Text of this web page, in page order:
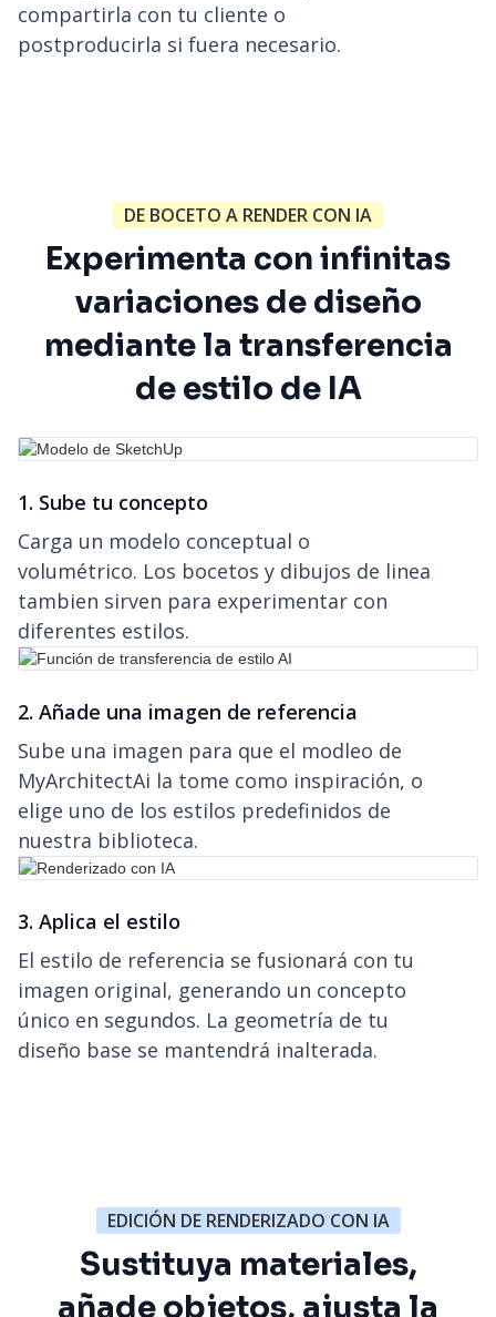
compartirla con tu cliente o
postproducirla si fuera necesario.
DE BOCETO A RENDER CON IA
Experimenta con infinitas
variaciones de diseño
mediante la transferencia
de estilo de IA
1. Sube tu concepto
Carga un modelo conceptual o
volumétrico. Los bocetos y dibujos de linea
tambien sirven para experimentar con
diferentes estilos.
2. Añade una imagen de referencia
Sube una imagen para que el modleo de
MyArchitectAi la tome como inspiración, o
elige uno de los estilos predefinidos de
nuestra biblioteca.
3. Aplica el estilo
El estilo de referencia se fusionará con tu
imagen original, generando un concepto
único en segundos. La geometría de tu
diseño base se mantendrá inalterada.
EDICIÓN DE RENDERIZADO CON IA
Sustituya materiales,
añade objetos, ajusta la